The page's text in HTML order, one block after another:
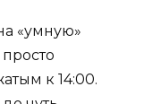
«умную»
к 14:00.